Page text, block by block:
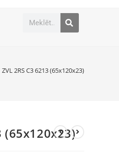
ZVL 2RS C3 6213 (65x120x23)
(65x120x23)